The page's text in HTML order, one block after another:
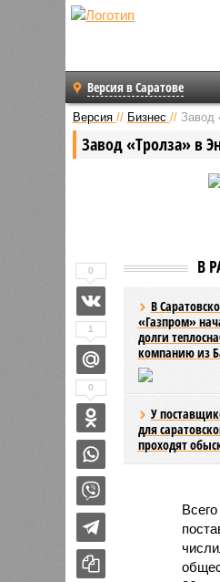
Версия в Саратове
Версия // Бизнес // Завод
Завод «Тролза» в
В
В
«Газпром»
долги
компанию из
У
для
проходят
0
1
0